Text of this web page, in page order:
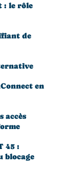
: le rôle
de
en
accès
45 :
blocage